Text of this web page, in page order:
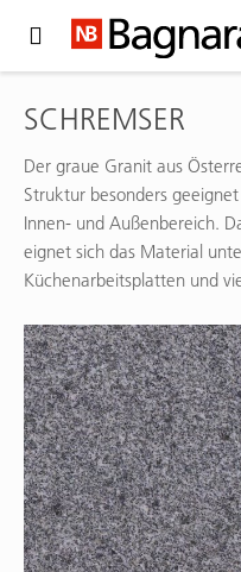
SCHREMSER
Der graue Granit aus
Struktur besonders
Innen- und Außenbereich.
eignet sich das Material
Küchenarbeitsplatten und